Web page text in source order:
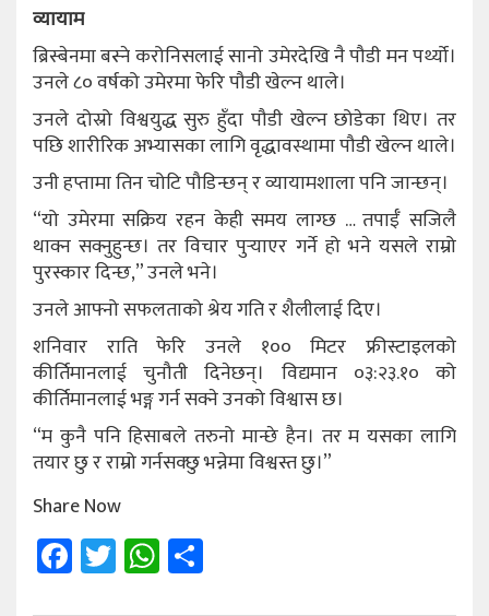
व्यायाम
ब्रिस्बेनमा बस्ने करोनिसलाई सानो उमेरदेखि नै पौडी मन पर्थ्यो।
उनले ८० वर्षको उमेरमा फेरि पौडी खेल्न थाले।
उनले दोस्रो विश्वयुद्ध सुरु हुँदा पौडी खेल्न छोडेका थिए। तर
पछि शारीरिक अभ्यासका लागि वृद्धावस्थामा पौडी खेल्न थाले।
उनी हप्तामा तिन चोटि पौडिन्छन् र व्यायामशाला पनि जान्छन्।
“यो उमेरमा सक्रिय रहन केही समय लाग्छ … तपाईँ सजिलै
थाक्न सक्नुहुन्छ। तर विचार पुर्‍याएर गर्ने हो भने यसले राम्रो
पुरस्कार दिन्छ,” उनले भने।
उनले आफ्नो सफलताको श्रेय गति र शैलीलाई दिए।
शनिवार राति फेरि उनले १०० मिटर फ्रीस्टाइलको
कीर्तिमानलाई चुनौती दिनेछन्। विद्यमान ०३:२३.१० को
कीर्तिमानलाई भङ्ग गर्न सक्ने उनको विश्वास छ।
“म कुनै पनि हिसाबले तरुनो मान्छे हैन। तर म यसका लागि
तयार छु र राम्रो गर्नसक्छु भन्नेमा विश्वस्त छु।”
Share Now
Facebook
TwitterWhatsApp